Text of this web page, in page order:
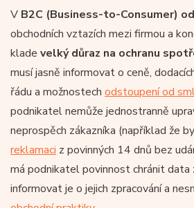
V B2C (Business-to-Consumer)
obchodních vztazích mezi firmou a
klade velký důraz na ochranu
musí jasně informovat o ceně,
řádu a možnostech odstoupení od
podnikatel nemůže jednostranně
neprospěch zákazníka (například že
reklamaci z povinných 14 dnů bez
má podnikatel povinnost chránit data
informovat je o jejich zpracování a